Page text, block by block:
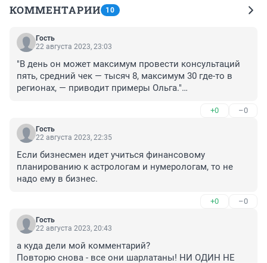
КОММЕНТАРИИ 10
Гость
22 августа 2023, 23:03
"В день он может максимум провести консультаций
пять, средний чек — тысяч 8, максимум 30 где-то в
регионах, — приводит примеры Ольга."
Интересная у нумерологов таблица умножения!! За
обучение такому счету и 5 млн не жалко отвалить!!!
+0 –0
Гость
22 августа 2023, 22:35
Если бизнесмен идет учиться финансовому
планированию к астрологам и нумерологам, то не
надо ему в бизнес.
+0 –0
Гость
22 августа 2023, 20:43
а куда дели мой комментарий?
Повторю снова - все они шарлатаны! НИ ОДИН НЕ